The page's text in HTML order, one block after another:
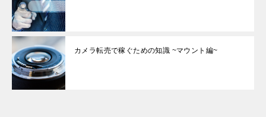
カメラ転売で稼ぐための知識 ~マウント編~